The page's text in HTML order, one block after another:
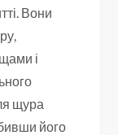
Вони
і
щура
його